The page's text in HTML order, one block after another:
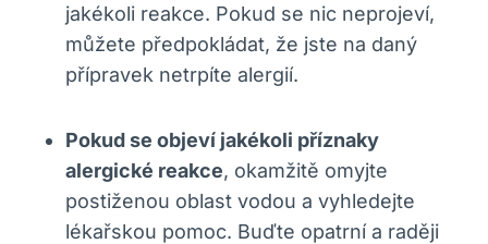
jakékoli reakce. Pokud se nic neprojeví,
můžete předpokládat, že jste na daný
přípravek netrpíte alergií.
Pokud se objeví jakékoli příznaky
alergické reakce, okamžitě omyjte
postiženou oblast vodou a vyhledejte
lékařskou pomoc. Buďte opatrní a raději